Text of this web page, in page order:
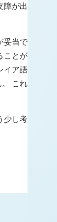
障が出
妥当で
ことが
イア語
これ
少し考